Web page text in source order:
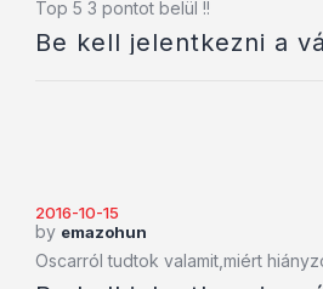
Top 5 3 pontot belül !!
Be kell jelentkezni a
2016-10-15
by emazohun
Oscarról tudtok valamit,miért